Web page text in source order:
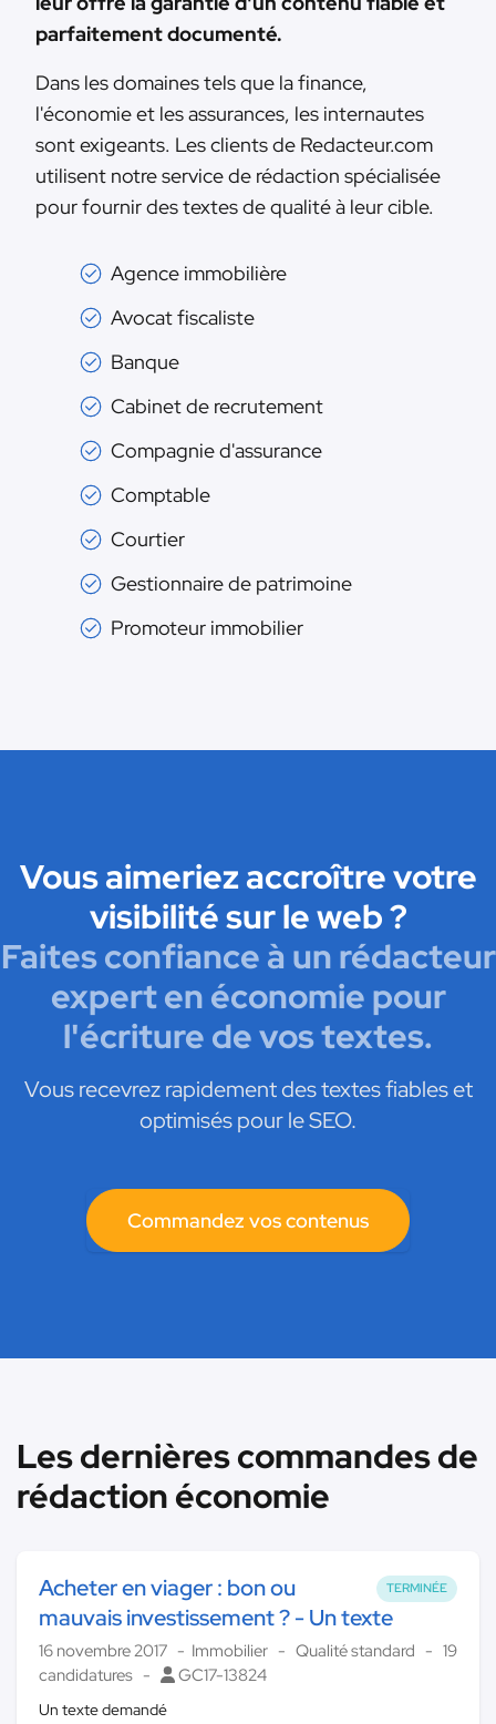
parfaitement documenté.
Dans les domaines tels que la finance,
l'économie et les assurances, les internautes
sont exigeants. Les clients de Redacteur.com
utilisent notre service de rédaction spécialisée
pour fournir des textes de qualité à leur cible.
Agence immobilière
Avocat fiscaliste
Banque
Cabinet de recrutement
Compagnie d'assurance
Comptable
Courtier
Gestionnaire de patrimoine
Promoteur immobilier
Vous aimeriez accroître votre
visibilité sur le web ?
Faites confiance à un rédacteur
expert en économie pour
l'écriture de vos textes.
Vous recevrez rapidement des textes fiables et
optimisés pour le SEO.
Commandez vos contenus
Les dernières commandes de
rédaction économie
TERMINÉE
Acheter en viager : bon ou
mauvais investissement ? - Un texte
16 novembre 2017 Immobilier Qualité standard
19
candidatures
GC17-13824
Un texte demandé